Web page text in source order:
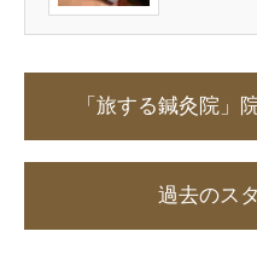
「旅する鍼灸院」
過去のス